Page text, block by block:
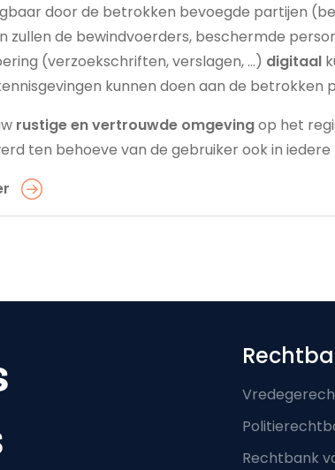
door de betrokken bevoegde partijen
zullen de bewindvoerders, beschermde
(verzoekschriften, verslagen, …) digitaal
kunnen doen aan de betrokken
rustige en vertrouwde omgevingop het
ten behoeve van de gebruiker ook in iedere
Rechtbank